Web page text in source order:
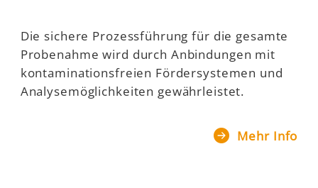
Die sichere Prozessführung für die gesamte
Probenahme wird durch Anbindungen mit
kontaminationsfreien Fördersystemen und
Analysemöglichkeiten gewährleistet.
Mehr Info